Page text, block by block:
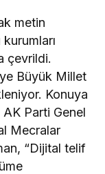
metin
çevrildi.
Büyük Millet
Konuya
Parti Genel
Mecralar
“Dijital telif